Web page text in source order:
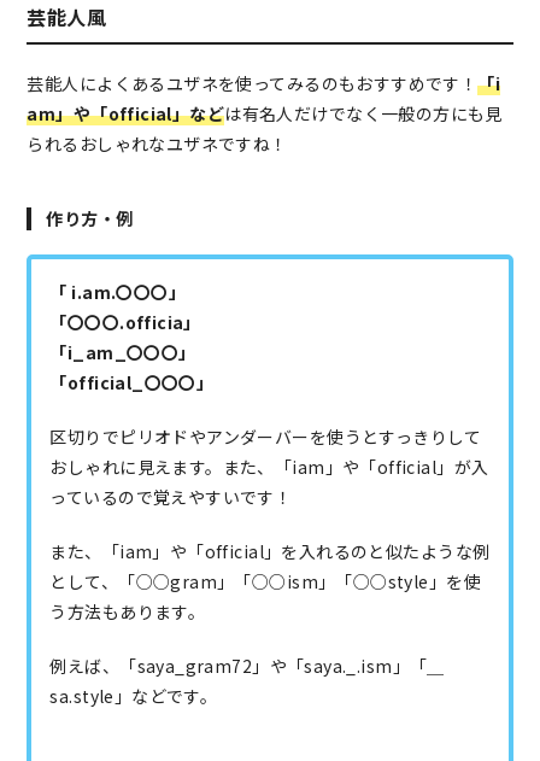
芸能人風
芸能人によくあるユザネを使ってみるのもおすすめです！「i
am」や「official」などは有名人だけでなく一般の方にも見
られるおしゃれなユザネですね！
作り方・例
「 i.am.〇〇〇」
「〇〇〇.officia」
「i_am_〇〇〇」
「official_〇〇〇」
区切りでピリオドやアンダーバーを使うとすっきりして
おしゃれに見えます。また、「iam」や「official」が入
っているので覚えやすいです！
また、「iam」や「official」を入れるのと似たような例
として、「○○gram」「○○ism」「○○style」を使
う方法もあります。
例えば、「saya_gram72」や「saya._.ism」「＿
sa.style」などです。